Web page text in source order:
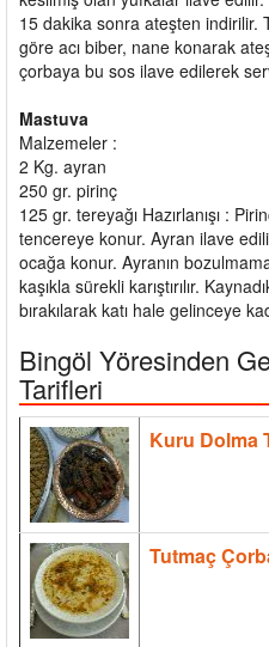
15 dakika sonra ateşten indirilir.
göre acı biber, nane konarak
çorbaya bu sos ilave edilerek
Mastuva
Malzemeler :
2 Kg. ayran
250 gr. pirinç
125 gr. tereyağı Hazırlanışı :
tencereye konur. Ayran ilave
ocağa konur. Ayranın
kaşıkla sürekli karıştırılır.
bırakılarak katı hale gelinceye
Bingöl Yöresinden
Tarifleri
Kuru Dolma
Tutmaç